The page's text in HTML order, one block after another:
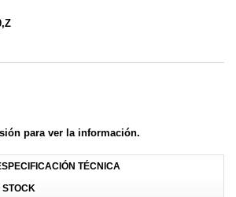
para ver la información.
TÉCNICA